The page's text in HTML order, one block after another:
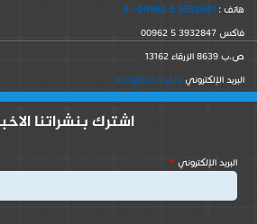
اشترك بنشراتنا
‏البريد الإلكتروني ‏ *
هاتف : 3932841 5 00962- 4
فاكس 3932847 5 00962
ص.ب 8639 الزرقاء 13162
البريد الإلكتروني info@zci.org.jo